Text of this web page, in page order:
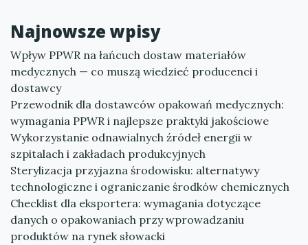
Najnowsze wpisy
Wpływ PPWR na łańcuch dostaw materiałów
medycznych — co muszą wiedzieć producenci i
dostawcy
Przewodnik dla dostawców opakowań medycznych:
wymagania PPWR i najlepsze praktyki jakościowe
Wykorzystanie odnawialnych źródeł energii w
szpitalach i zakładach produkcyjnych
Sterylizacja przyjazna środowisku: alternatywy
technologiczne i ograniczanie środków chemicznych
Checklist dla eksportera: wymagania dotyczące
danych o opakowaniach przy wprowadzaniu
produktów na rynek słowacki